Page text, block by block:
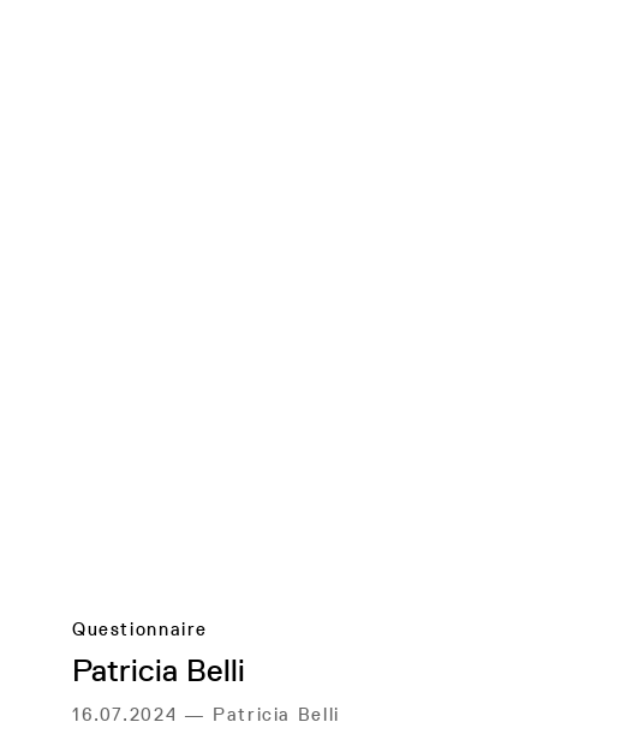
Questionnaire
Patricia Belli
16.07.2024 — Patricia Belli